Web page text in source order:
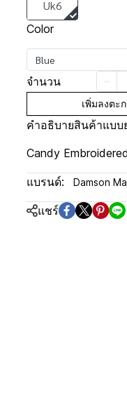
Uk6
Color
Blue
จำนวน
เพิ่มลงตะ
คำอธิบายสินค้าแบบ
Candy
แบรนด์: Damson
แชร์